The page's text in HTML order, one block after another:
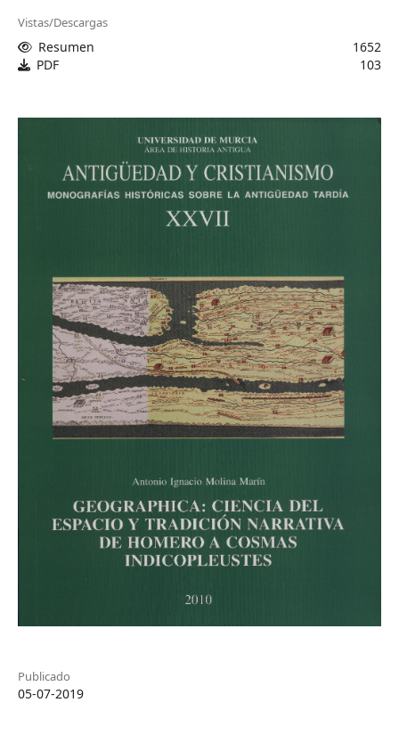
Vistas/Descargas
Resumen
1652
PDF
103
Publicado
05-07-2019